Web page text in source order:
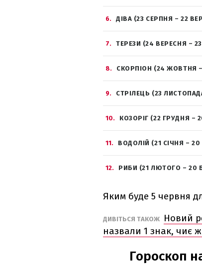
6 ДІВА (23 СЕРПНЯ – 22
7 ТЕРЕЗИ (24 ВЕРЕСНЯ –
8 СКОРПІОН (24 ЖОВТНЯ
9 СТРІЛЕЦЬ (23
10 КОЗОРІГ (22 ГРУДНЯ –
11 ВОДОЛІЙ (21 СІЧНЯ –
12 РИБИ (21 ЛЮТОГО – 20
Яким буде 5 червня
ДИВІТЬСЯ ТАКОЖ
Новий
назвали 1 знак, чиє
Гороскоп